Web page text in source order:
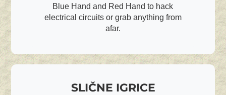
Blue Hand and Red Hand to hack
electrical circuits or grab anything from
afar.
SLIČNE IGRICE